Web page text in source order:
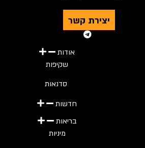
יצירת קשר
אודות
שקיפות
סדנאות
חדשות
בריאות
מיניות